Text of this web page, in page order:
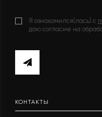
Я ознакомился(лась) с
даю согласие на
КОНТАКТЫ